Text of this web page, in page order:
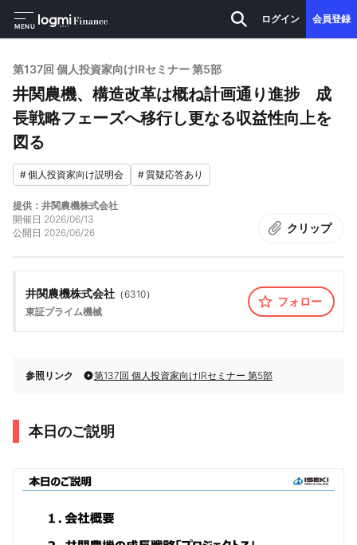
MENU
ログイン 会員登録
第137回 個人投資家向けIRセミナー 第5部
井関農機、構造改革は概ね計画通り進捗 成
長戦略フェーズへ移行し更なる収益性向上を
図る
#個人投資家向け説明会 #質疑応答あり
提供：井関農機株式会社
開催日 2026/06/13
公開日 2026/06/26 クリップ
井関農機株式会社 （6310）
東証プライム機械
フォロー
参照リンク 第137回 個人投資家向けIRセミナー 第5部
本日のご説明